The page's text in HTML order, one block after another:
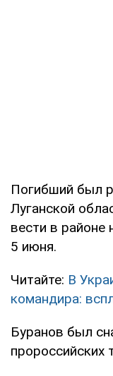
Погибший был
Луганской
вести в районе
5 июня.
Читайте: В
командира:
Буранов был
пророссийских